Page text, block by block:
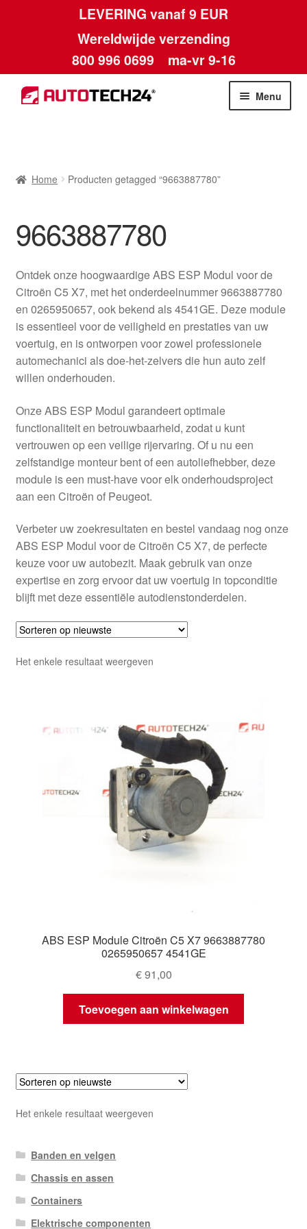
LEVERING vanaf 9 EUR
Wereldwijde verzending
800 996 0699 ma-vr 9-16
Ga
door
Ga
naar
Menu
Betalingen
Contact
Kassa
Klachten
Levering
Mijn account
Over ons
Privacybeleid
Wereldwijde verzending
Winkelwagen
Home Producten getagged “9663887780”
9663887780
Ontdek onze hoogwaardige ABS ESP Modul voor de
Citroën C5 X7, met het onderdeelnummer 9663887780
en 0265950657, ook bekend als 4541GE. Deze module
is essentieel voor de veiligheid en prestaties van uw
voertuig, en is ontworpen voor zowel professionele
automechanici als doe-het-zelvers die hun auto zelf
willen onderhouden.
Onze ABS ESP Modul garandeert optimale
functionaliteit en betrouwbaarheid, zodat u kunt
vertrouwen op een veilige rijervaring. Of u nu een
zelfstandige monteur bent of een autoliefhebber, deze
module is een must-have voor elk onderhoudsproject
aan een Citroën of Peugeot.
Verbeter uw zoekresultaten en bestel vandaag nog onze
ABS ESP Modul voor de Citroën C5 X7, de perfecte
keuze voor uw autobezit. Maak gebruik van onze
expertise en zorg ervoor dat uw voertuig in topconditie
blijft met deze essentiële autodienstonderdelen.
Het enkele resultaat weergeven
ABS ESP Module Citroën C5 X7 9663887780
0265950657 4541GE
€91,00
Toevoegen aan winkelwagen
Het enkele resultaat weergeven
Banden en velgen
Chassis en assen
Containers
Elektrische componenten